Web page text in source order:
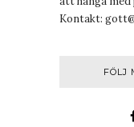
Kontakt:
FÖLJ